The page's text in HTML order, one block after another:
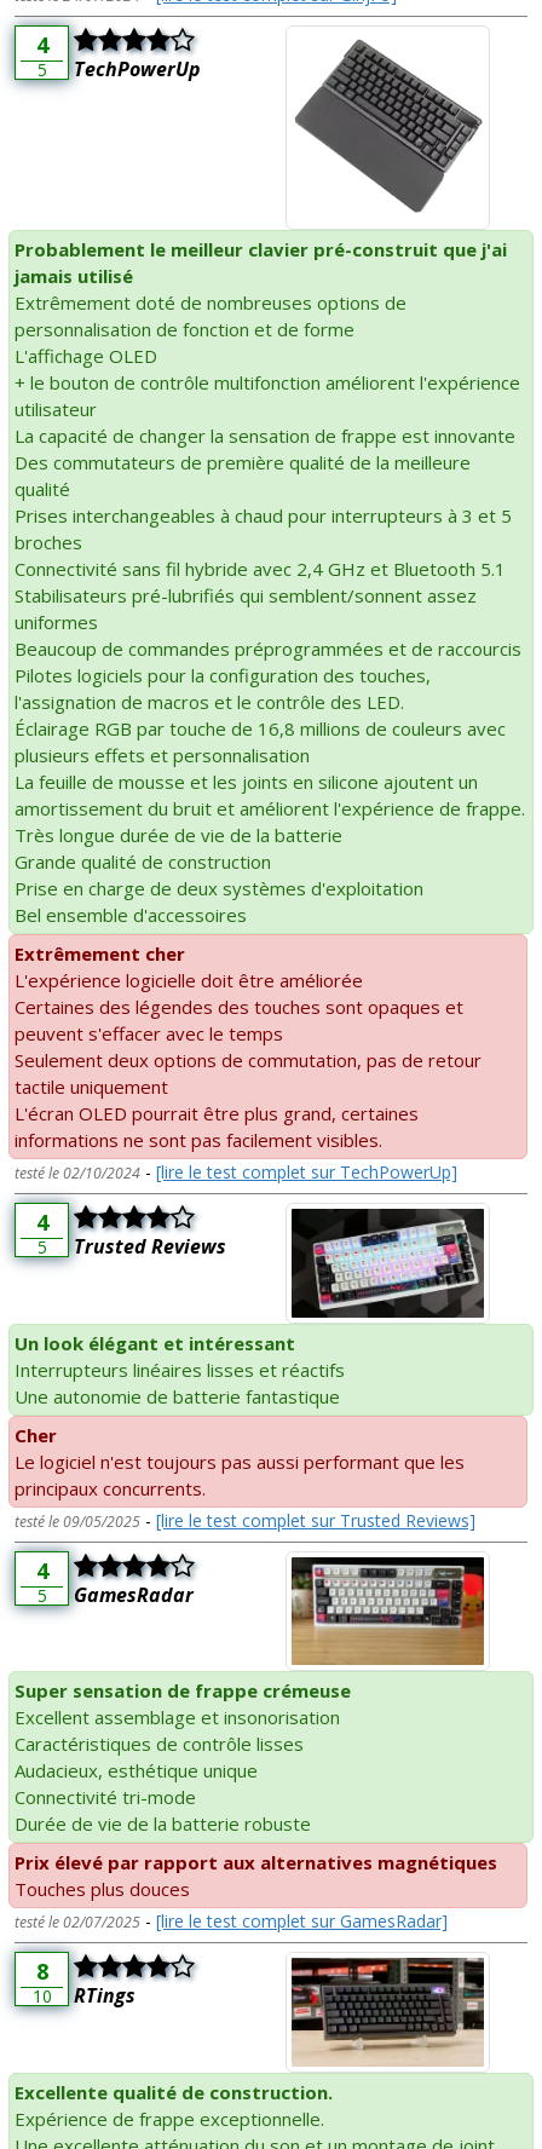
4
5 TechPowerUp
Probablement le meilleur clavier pré-construit que j'ai
jamais utilisé
Extrêmement doté de nombreuses options de
personnalisation de fonction et de forme
L'affichage OLED
+ le bouton de contrôle multifonction améliorent l'expérience
utilisateur
La capacité de changer la sensation de frappe est innovante
Des commutateurs de première qualité de la meilleure
qualité
Prises interchangeables à chaud pour interrupteurs à 3 et 5
broches
Connectivité sans fil hybride avec 2,4 GHz et Bluetooth 5.1
Stabilisateurs pré-lubrifiés qui semblent/sonnent assez
uniformes
Beaucoup de commandes préprogrammées et de raccourcis
Pilotes logiciels pour la configuration des touches,
l'assignation de macros et le contrôle des LED.
Éclairage RGB par touche de 16,8 millions de couleurs avec
plusieurs effets et personnalisation
La feuille de mousse et les joints en silicone ajoutent un
amortissement du bruit et améliorent l'expérience de frappe.
Très longue durée de vie de la batterie
Grande qualité de construction
Prise en charge de deux systèmes d'exploitation
Bel ensemble d'accessoires
Extrêmement cher
L'expérience logicielle doit être améliorée
Certaines des légendes des touches sont opaques et
peuvent s'effacer avec le temps
Seulement deux options de commutation, pas de retour
tactile uniquement
L'écran OLED pourrait être plus grand, certaines
informations ne sont pas facilement visibles.
testé le 02/10/2024 - [lire le test complet sur TechPowerUp]
4
5 Trusted Reviews
Un look élégant et intéressant
Interrupteurs linéaires lisses et réactifs
Une autonomie de batterie fantastique
Cher
Le logiciel n'est toujours pas aussi performant que les
principaux concurrents.
testé le 09/05/2025 - [lire le test complet sur Trusted Reviews]
4
5 GamesRadar
Super sensation de frappe crémeuse
Excellent assemblage et insonorisation
Caractéristiques de contrôle lisses
Audacieux, esthétique unique
Connectivité tri-mode
Durée de vie de la batterie robuste
Prix élevé par rapport aux alternatives magnétiques
Touches plus douces
testé le 02/07/2025 - [lire le test complet sur GamesRadar]
8
10 RTings
Excellente qualité de construction.
Expérience de frappe exceptionnelle.